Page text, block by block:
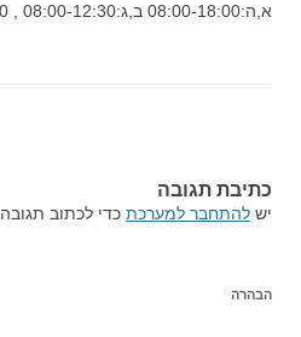
א,ה:08:00-18:00 ב,ג:08:00-12:30 , 15:30-18:00 ד:08:00-13:30
כתיבת תגובה
יש להתחבר למערכת כדי לכתוב תגובה.
הבהרה